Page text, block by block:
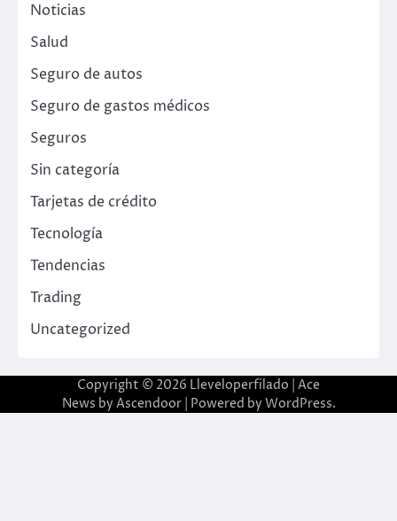
Noticias
Salud
Seguro de autos
Seguro de gastos médicos
Seguros
Sin categoría
Tarjetas de crédito
Tecnología
Tendencias
Trading
Uncategorized
Copyright © 2026 Lleveloperfilado | Ace
News by Ascendoor| Powered by WordPress.